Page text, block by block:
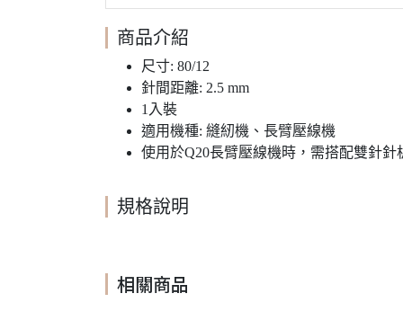
商品介紹
尺寸: 80/12
針間距離: 2.5 mm
1入裝
適用機種: 縫紉機、長臂壓線機
使用於Q20長臂壓線機時，需搭配雙針針
規格說明
相關商品